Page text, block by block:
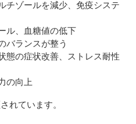
チゾールを減少、免疫システ
ル、血糖値の低下
バランスが整う
態の症状改善、ストレス耐性
の向上
れています。